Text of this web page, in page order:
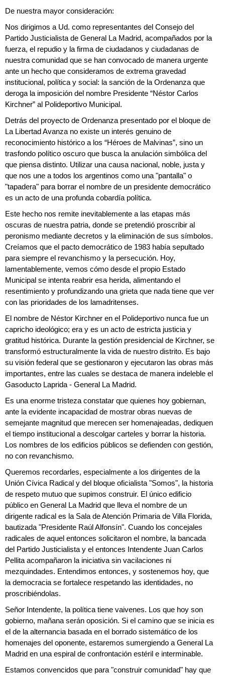
De nuestra mayor consideración:
Nos dirigimos a Ud. como representantes del Consejo del
Partido Justicialista de General La Madrid, acompañados por la
fuerza, el repudio y la firma de ciudadanos y ciudadanas de
nuestra comunidad que se han convocado de manera urgente
ante un hecho que consideramos de extrema gravedad
institucional, política y social: la sanción de la Ordenanza que
deroga la imposición del nombre Presidente “Néstor Carlos
Kirchner” al Polideportivo Municipal.
Detrás del proyecto de Ordenanza presentado por el bloque de
La Libertad Avanza no existe un interés genuino de
reconocimiento histórico a los “Héroes de Malvinas”, sino un
trasfondo político oscuro que busca la anulación simbólica del
que piensa distinto. Utilizar una causa nacional, noble, justa y
que nos une a todos los argentinos como una "pantalla" o
"tapadera" para borrar el nombre de un presidente democrático
es un acto de una profunda cobardía política.
Este hecho nos remite inevitablemente a las etapas más
oscuras de nuestra patria, donde se pretendió proscribir al
peronismo mediante decretos y la eliminación de sus símbolos.
Creíamos que el pacto democrático de 1983 había sepultado
para siempre el revanchismo y la persecución. Hoy,
lamentablemente, vemos cómo desde el propio Estado
Municipal se intenta reabrir esa herida, alimentando el
resentimiento y profundizando una grieta que nada tiene que ver
con las prioridades de los lamadritenses.
El nombre de Néstor Kirchner en el Polideportivo nunca fue un
capricho ideológico; era y es un acto de estricta justicia y
gratitud histórica. Durante la gestión presidencial de Kirchner, se
transformó estructuralmente la vida de nuestro distrito. Es bajo
su visión federal que se gestionaron y ejecutaron las obras más
importantes, entre las cuales se destaca de manera indeleble el
Gasoducto Laprida - General La Madrid.
Es una enorme tristeza constatar que quienes hoy gobiernan,
ante la evidente incapacidad de mostrar obras nuevas de
semejante magnitud que merecen ser homenajeadas, dediquen
el tiempo institucional a descolgar carteles y borrar la historia.
Los nombres de los edificios públicos se defienden con gestión,
no con revanchismo.
Queremos recordarles, especialmente a los dirigentes de la
Unión Cívica Radical y del bloque oficialista "Somos", la historia
de respeto mutuo que supimos construir. El único edificio
público en General La Madrid que lleva el nombre de un
dirigente radical es la Sala de Atención Primaria de Villa Florida,
bautizada "Presidente Raúl Alfonsín". Cuando los concejales
radicales de aquel entonces solicitaron el nombre, la bancada
del Partido Justicialista y el entonces Intendente Juan Carlos
Pellita acompañaron la iniciativa sin vacilaciones ni
mezquindades. Entendimos entonces, y sostenemos hoy, que
la democracia se fortalece respetando las identidades, no
proscribiéndolas.
Señor Intendente, la política tiene vaivenes. Los que hoy son
gobierno, mañana serán oposición. Si el camino que se inicia es
el de la alternancia basada en el borrado sistemático de los
homenajes del oponente, estaremos sumergiendo a General La
Madrid en una espiral de confrontación estéril e interminable.
Estamos convencidos que para "construir comunidad" hay que